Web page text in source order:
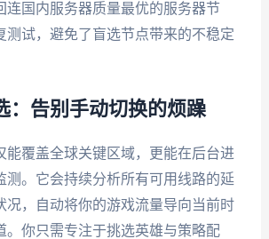
连国内服务器质量最优的服务器节
测试，避免了盲选节点带来的不稳定
：告别手动切换的烦躁
能覆盖全球关键区域，更能在后台进
测。它会持续分析所有可用线路的延
况，自动将你的游戏流量导向当前时
。你只需专注于挑选英雄与策略配